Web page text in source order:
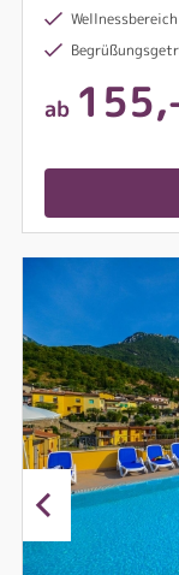
Wellnessbereich mit
ab